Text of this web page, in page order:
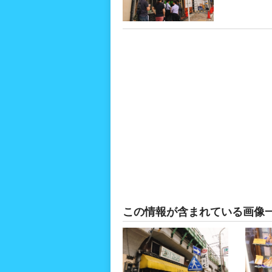
この情報が含まれている画像